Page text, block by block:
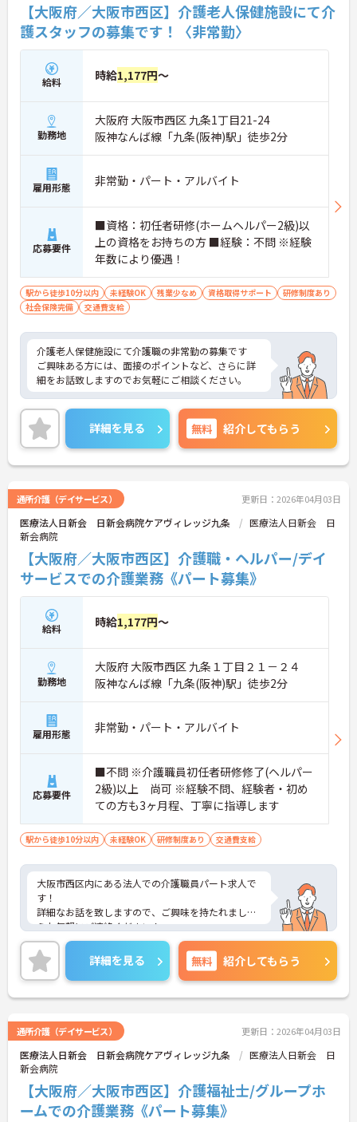
【大阪府／大阪市西区】介護老人保健施設にて介
護スタッフの募集です！〈非常勤〉
給料 時給1,177円～
勤務地
大阪府 大阪市西区 九条1丁目21-24
阪神なんば線「九条(阪神)駅」徒歩2分
雇用形態 非常勤・パート・アルバイト
応募要件
■資格：初任者研修(ホームヘルパー2級)以
上の資格をお持ちの方 ■経験：不問 ※経験
年数により優遇！
駅から徒歩10分以内 未経験OK 残業少なめ 資格取得サポート
研修制度あり
社会保険完備
交通費支給
介護老人保健施設にて介護職の非常勤の募集です
ご興味ある方には、面接のポイントなど、さらに詳
細をお話致しますのでお気軽にご相談ください。
詳細を見る 無料 紹介してもらう
通所介護（デイサービス） 更新日：2026年04月03日
医療法人日新会 日新会病院ケアヴィレッジ九条
医療法人日新会 日
新会病院
【大阪府／大阪市西区】介護職・ヘルパー/デイ
サービスでの介護業務《パート募集》
給料 時給1,177円～
勤務地
大阪府 大阪市西区 九条１丁目２１－２４
阪神なんば線「九条(阪神)駅」徒歩2分
雇用形態 非常勤・パート・アルバイト
応募要件
■不問 ※介護職員初任者研修修了(ヘルパー
2級)以上 尚可 ※経験不問、経験者・初め
ての方も3ヶ月程、丁寧に指導します
駅から徒歩10分以内 未経験OK 研修制度あり 交通費支給
大阪市西区内にある法人での介護職員パート求人で
す！
詳細なお話を致しますので、ご興味を持たれました
らお気軽にご連絡ください！
詳細を見る 無料 紹介してもらう
通所介護（デイサービス） 更新日：2026年04月03日
医療法人日新会 日新会病院ケアヴィレッジ九条
医療法人日新会 日
新会病院
【大阪府／大阪市西区】介護福祉士/グループホ
ームでの介護業務《パート募集》